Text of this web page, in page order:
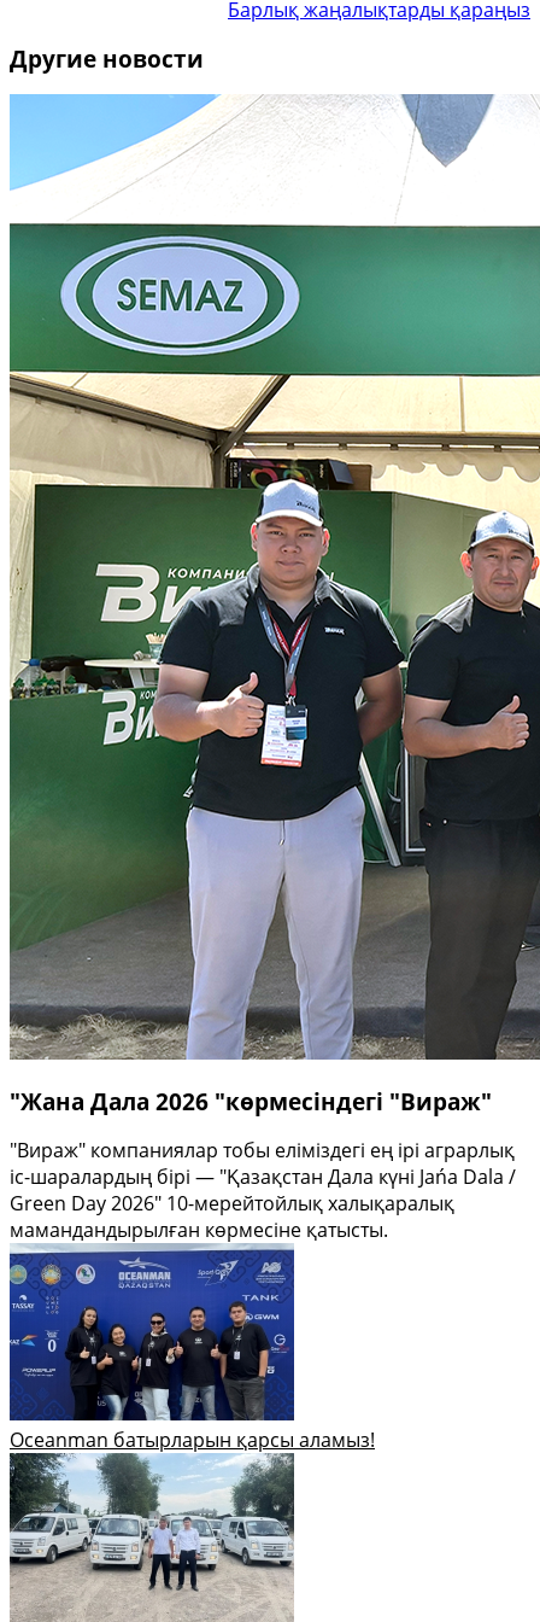
Барлық жаңалықтарды қараңыз
Другие новости
"Жана Дала 2026 "көрмесіндегі "Вираж"
"Вираж" компаниялар тобы еліміздегі ең ірі аграрлық
іс-шаралардың бірі — "Қазақстан Дала күні Jańa Dala /
Green Day 2026" 10-мерейтойлық халықаралық
мамандандырылған көрмесіне қатысты.
Oceanman батырларын қарсы аламыз!